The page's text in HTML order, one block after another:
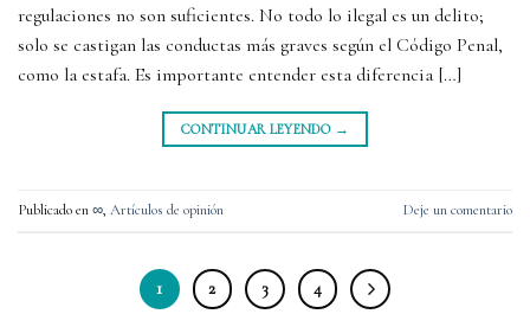
regulaciones no son suficientes. No todo lo ilegal es un delito;
solo se castigan las conductas más graves según el Código Penal,
como la estafa. Es importante entender esta diferencia […]
CONTINUAR LEYENDO →
Publicado en∞, Artículos de opinión Deje un comentario
1 2 3 4